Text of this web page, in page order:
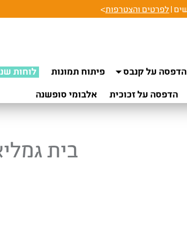
לפרטים והצטרפות>
הדפסה על קנבס פיתוח תמונות לוחות
הדפסה על זכוכית אלבומי סופשנה
בית